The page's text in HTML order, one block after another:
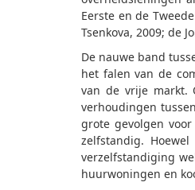
Eerste en de
Tsenkova, 2009; de
De nauwe band
het falen van de
van de vrije markt.
verhoudingen
grote gevolgen
zelfstandig.
verzelfstandiging
huurwoningen en